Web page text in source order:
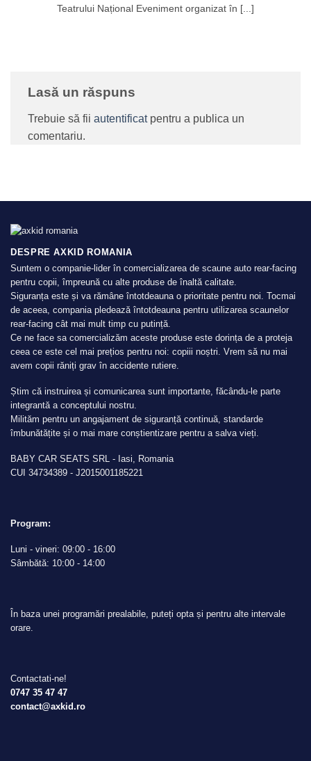
Teatrului Național Eveniment organizat în [...]
Lasă un răspuns
Trebuie să fii autentificatpentru a publica un
comentariu.
DESPRE AXKID ROMANIA
Suntem o companie-lider în comercializarea de scaune auto rear-facing
pentru copii, împreună cu alte produse de înaltă calitate.
Siguranța este și va rămâne întotdeauna o prioritate pentru noi. Tocmai
de aceea, compania pledează întotdeauna pentru utilizarea scaunelor
rear-facing cât mai mult timp cu putință.
Ce ne face sa comercializăm aceste produse este dorința de a proteja
ceea ce este cel mai prețios pentru noi: copiii noștri. Vrem să nu mai
avem copii răniți grav în accidente rutiere.
Știm că instruirea și comunicarea sunt importante, făcându-le parte
integrantă a conceptului nostru.
Milităm pentru un angajament de siguranță continuă, standarde
îmbunătățite și o mai mare conștientizare pentru a salva vieți.
BABY CAR SEATS SRL - Iasi, Romania
CUI 34734389 - J2015001185221
Program:
Luni - vineri: 09:00 - 16:00
Sâmbătă: 10:00 - 14:00
În baza unei programări prealabile, puteți opta și pentru alte intervale
orare.
Contactati-ne!
0747 35 47 47
contact@axkid.ro